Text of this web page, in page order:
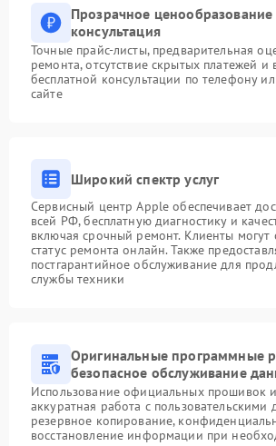
Прозрачное ценообразование
консультация
Точные прайс-листы, предварительная
ремонта, отсутствие скрытых платежей и
бесплатной консультации по телефону
сайте
Широкий спектр услуг
Сервисный центр Apple обеспечивает
всей РФ, бесплатную диагностику и
включая срочный ремонт. Клиенты могут
статус ремонта онлайн. Также
постгарантийное обслуживание для
службы техники
Оригинальные программные
безопасное обслуживание
Использование официальных прошивок
аккуратная работа с
резервное копирование,
восстановление информации при